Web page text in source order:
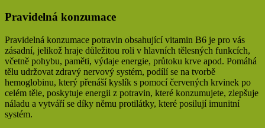
Pravidelná konzumace
Pravidelná konzumace potravin obsahující vitamin B6 je pro vás
zásadní, jelikož hraje důležitou roli v hlavních tělesných funkcích,
včetně pohybu, paměti, výdaje energie, průtoku krve apod. Pomáhá
tělu udržovat zdravý nervový systém, podílí se na tvorbě
hemoglobinu, který přenáší kyslík s pomocí červených krvinek po
celém těle, poskytuje energii z potravin, které konzumujete, zlepšuje
náladu a vytváří se díky němu protilátky, které posilují imunitní
systém.